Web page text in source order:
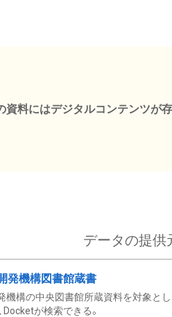
資料にはデジタルコンテンツが存
データの提供
発機構図書館蔵書
機構の中央図書館所蔵資料を対象と
Docketが検索できる。